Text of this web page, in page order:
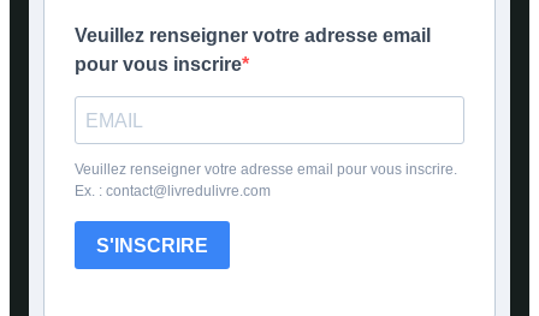
Veuillez renseigner votre adresse email
pour vous inscrire
Veuillez renseigner votre adresse email pour vous inscrire.
Ex. : contact@livredulivre.com
S'INSCRIRE